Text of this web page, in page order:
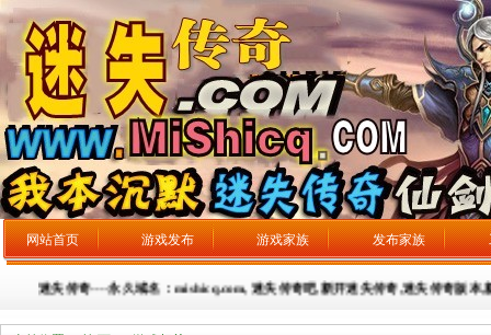
网站首页 游戏发布 游戏家族 发布家族
迷失传奇----永久域名：mishicq.com, 迷失传奇吧,新开迷失传奇,迷失传奇版本,新